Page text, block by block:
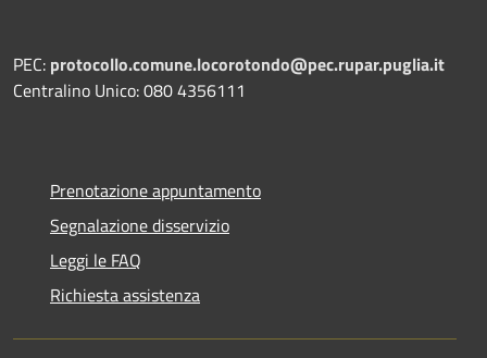
PEC: protocollo.comune.locorotondo@pec.rupar.puglia.it
Centralino Unico: 080 4356111
Prenotazione appuntamento
Segnalazione disservizio
Leggi le FAQ
Richiesta assistenza